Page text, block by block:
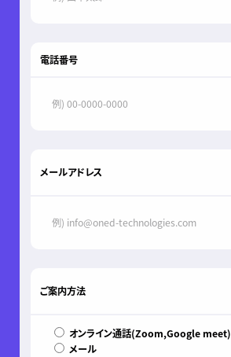
電話番号
メールアドレス
ご案内方法
オンライン通話(Zoom,Google meet)
メール